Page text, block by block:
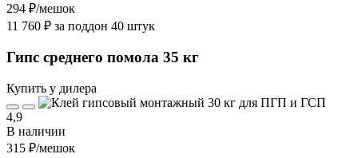
294 ₽/мешок
11 760 ₽ за поддон 40 штук
Гипс среднего помола 35 кг
Купить у дилера
4,9
В наличии
315 ₽/мешок